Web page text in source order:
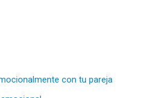
con tu pareja